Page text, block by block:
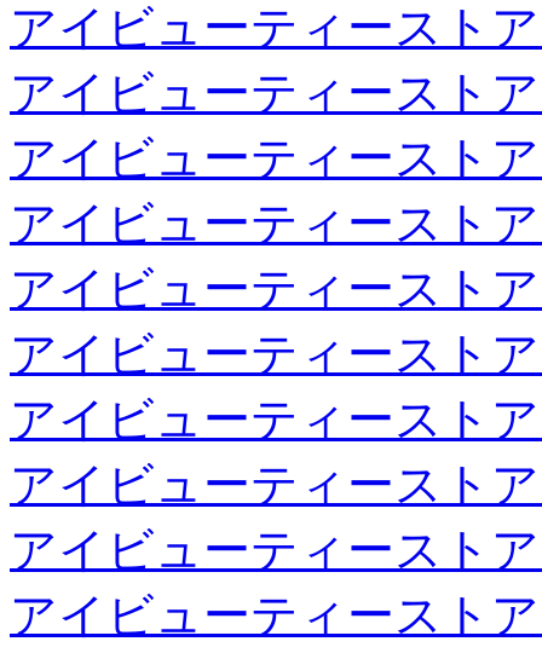
アイビューティースト
アイビューティースト
アイビューティースト
アイビューティースト
アイビューティースト
アイビューティースト
アイビューティースト
アイビューティースト
アイビューティースト
アイビューティースト